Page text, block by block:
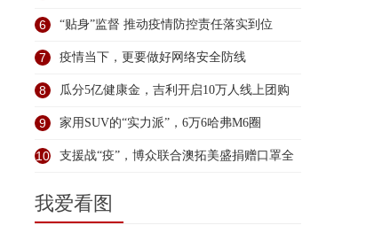
6 “贴身”监督 推动疫情防控责任落实到位
7 疫情当下，更要做好网络安全防线
8 瓜分5亿健康金，吉利开启10万人线上团购
9 家用SUV的“实力派”，6万6哈弗M6圈
10 支援战“疫”，博众联合澳拓美盛捐赠口罩全
我爱看图